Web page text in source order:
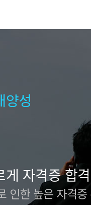
양성
게 자격증 합
인한 높은 자격